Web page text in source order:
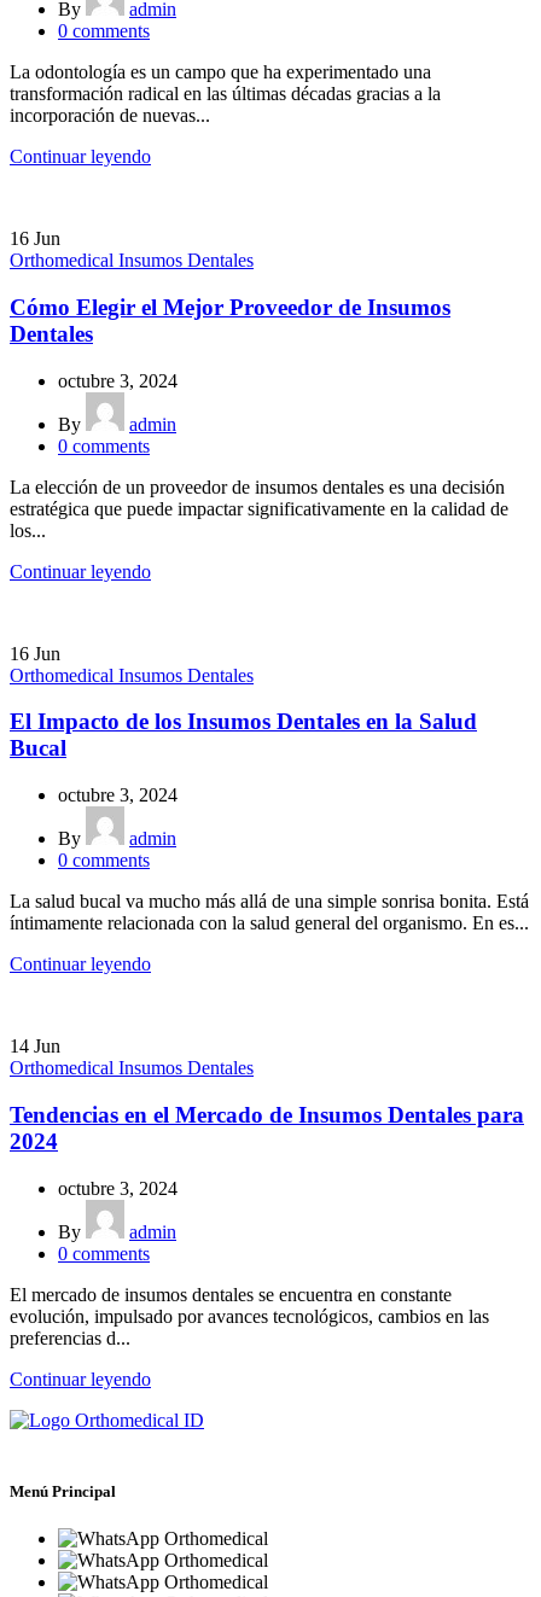
By
admin
0 comments
La odontología es un campo que ha experimentado una
transformación radical en las últimas décadas gracias a la
incorporación de nuevas...
Continuar leyendo
16 Jun
Orthomedical Insumos Dentales
Cómo Elegir el Mejor Proveedor de Insumos
Dentales
octubre 3, 2024
By
admin
0 comments
La elección de un proveedor de insumos dentales es una decisión
estratégica que puede impactar significativamente en la calidad de
los...
Continuar leyendo
16 Jun
Orthomedical Insumos Dentales
El Impacto de los Insumos Dentales en la Salud
Bucal
octubre 3, 2024
By
admin
0 comments
La salud bucal va mucho más allá de una simple sonrisa bonita. Está
íntimamente relacionada con la salud general del organismo. En es...
Continuar leyendo
14 Jun
Orthomedical Insumos Dentales
Tendencias en el Mercado de Insumos Dentales para
2024
octubre 3, 2024
By
admin
0 comments
El mercado de insumos dentales se encuentra en constante
evolución, impulsado por avances tecnológicos, cambios en las
preferencias d...
Continuar leyendo
Menú Principal